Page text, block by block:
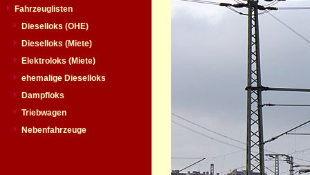
Fahrzeuglisten
Dieselloks (OHE)
Dieselloks (Miete)
Elektroloks (Miete)
ehemalige Dieselloks
Dampfloks
Triebwagen
Nebenfahrzeuge